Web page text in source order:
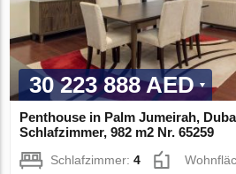
30 223 888 AED
Penthouse in Palm Jumeirah,
Schlafzimmer, 982 m2 Nr. 65259
Schlafzimmer:4